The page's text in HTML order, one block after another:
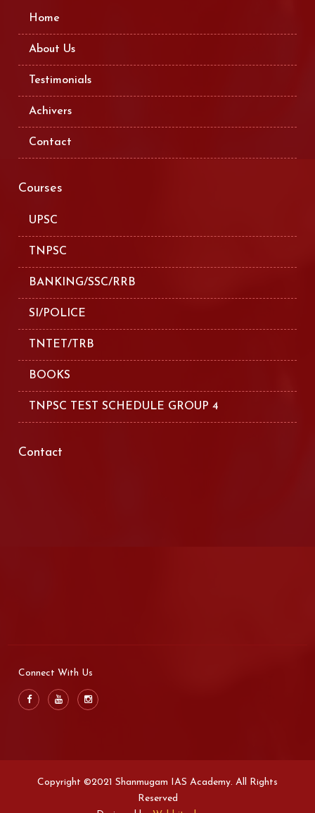
Home
About Us
Testimonials
Achivers
Contact
Courses
UPSC
TNPSC
BANKING/SSC/RRB
SI/POLICE
TNTET/TRB
BOOKS
TNPSC TEST SCHEDULE GROUP 4
Contact
Connect With Us
Copyright ©2021 Shanmugam IAS Academy. All Rights
Reserved